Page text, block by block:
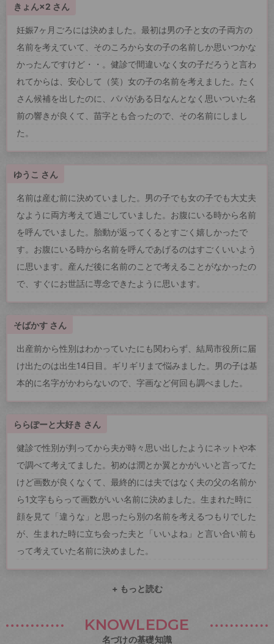
きょん×2 さん
妊娠7ヶ月ごろには決めました。最初は男の子と女の子両方の
名前を考えていて、そのころから女の子の名前しか思いつかな
かったんですけど・・。健診で間違いなく女の子だろうと言わ
れてからは、安心して（笑）女の子の名前を考えました。たく
さん候補を出したのに、パパがある日なんとなく思いついた名
前の響きが良くて、苗字とも合ったので、その名前にしまし
た。
ゆうこ さん
名前は産む前に決めていました。男の子でも女の子でも大丈夫
なように両方考えて過ごしていました。お腹にいる時から名前
を呼んでいました。胎動が返ってくるとすごく嬉しかったで
す。お腹にいる時から名前を呼んであげるのはすごくいいよう
に思います。産んだ後に名前のことで考えることがなかったの
で、すぐにお世話に専念できたように思います。
そばかす さん
出産前から性別はわかっていたにも関わらず、結局市役所に届
け出たのは出生14日目。ギリギリまで悩みました。男の子は基
本的に名字がかわらないので、字画など何回も調べました。
ららぽーと大好き さん
健診で性別が判ってから夫が時々思い出したようにネットや本
で調べて考えてました。初めは潤とか翼とかがいいと言ってた
けど画数が良くなくて、最終的には夫ではなく夫の父の名前か
ら1文字もらって画数がいい名前に決めました。生まれた時に
顔を見て「違うな」と思ったら別の名前を考えるつもりでした
が、生まれた時に立ち会った夫と「いいよね」と言い合い前も
って考えていた名前に決めました。
+ もっと読む
KNOWLEDGE
名づけの基礎知識